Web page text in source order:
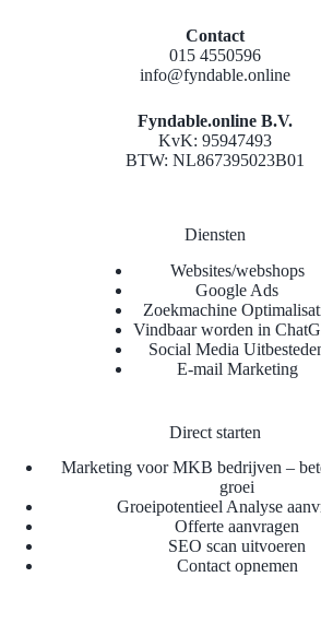
Contact
015 4550596
info@fyndable.online
Fyndable.online B.V.
KvK: 95947493
BTW: NL867395023B01
Diensten
Websites/webshops
Google Ads
Zoekmachine
Vindbaar worden in
Social Media
E-mail Marketing
Direct starten
Marketing voor MKB bedrijven –
groei
Groeipotentieel Analyse
Offerte aanvragen
SEO scan uitvoeren
Contact opnemen